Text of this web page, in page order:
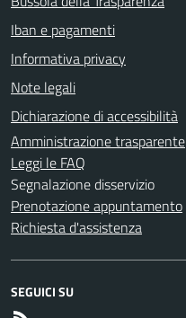
Iban e pagamenti
Informativa privacy
Note legali
Dichiarazione di accessibilità
Amministrazione trasparente
Leggi le FAQ
Segnalazione disservizio
Prenotazione appuntamento
Richiesta d'assistenza
SEGUICI SU